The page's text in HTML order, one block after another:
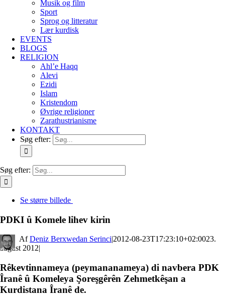
Musik og film
Sport
Sprog og litteratur
Lær kurdisk
EVENTS
BLOGS
RELIGION
Ahl’e Haqq
Alevi
Ezidi
Islam
Kristendom
Øvrige religioner
Zarathustrianisme
KONTAKT
Søg efter:
Søg efter:
Se større billede
PDKI û Komele lihev kirin
By Deniz Berxwedan Serinci|2012-08-23T17:23:10+02:0023.
august 2012|
Rêkevtinnameya (peymananameya) di navbera PDK
Îranê û Komeleya Şoreşgêrên Zehmetkêşan a
Kurdistana Îranê de.